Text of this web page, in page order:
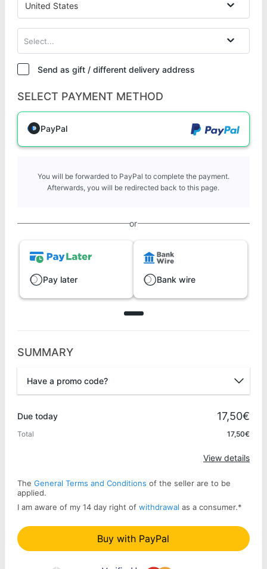
United States
Select...
Send as gift / different delivery address
SELECT PAYMENT METHOD
PayPal
You will be forwarded to PayPal to complete the payment.
Afterwards, you will be redirected back to this page.
or
Pay later Bank wire
SUMMARY
Have a promo code?
Due today 17,50€
Total 17,50€
View details
The General Terms and Conditions of the seller are to be
applied.
I am aware of my 14 day right of withdrawal as a consumer.*
Buy with PayPal